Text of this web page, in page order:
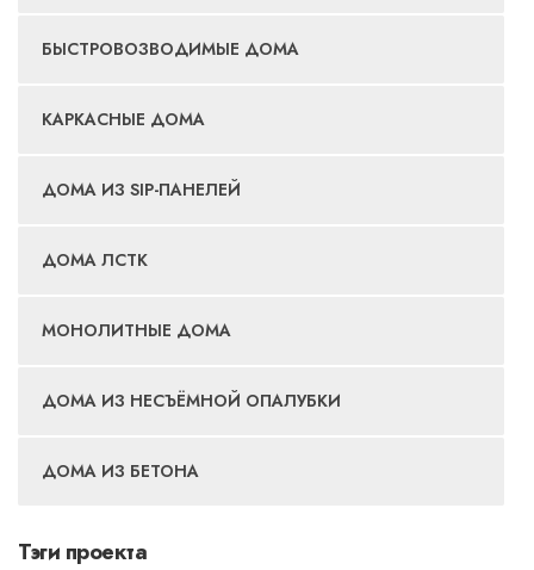
БЫСТРОВОЗВОДИМЫЕ ДОМА
КАРКАСНЫЕ ДОМА
ДОМА ИЗ SIP-ПАНЕЛЕЙ
ДОМА ЛСТК
МОНОЛИТНЫЕ ДОМА
ДОМА ИЗ НЕСЪЁМНОЙ ОПАЛУБКИ
ДОМА ИЗ БЕТОНА
Тэги проекта